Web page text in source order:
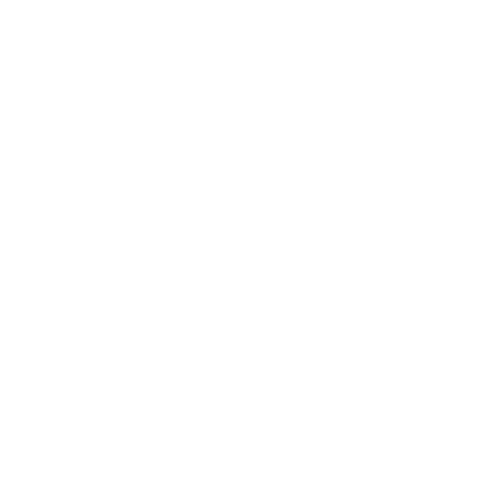
novedades del mercado de La Liga